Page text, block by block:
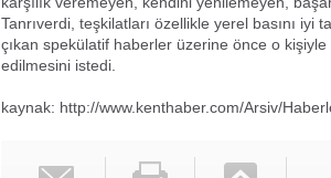
Tanrıverdi, teşkilatları özellikle yerel basını
çıkan spekülatif haberler üzerine önce o
edilmesini istedi.
kaynak: http://www.kenthaber.com/Arsiv/